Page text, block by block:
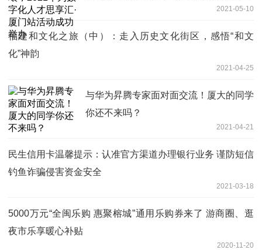
2021-05-10
福建和文化之旅（中）：走入历史文化街区，感悟“和文
化”神韵
2021-04-25
与华为昇腾专家面对面交流！厦大的同学
你还不来吗？
2021-04-21
民生信用卡温馨提示：认准官方渠道办理银行业务 谨防短信
钓鱼诈骗侵害资金安全
2021-03-18
5000万元“全闽乐购 惠聚榕城”通用乐购券来了 游商圈、逛
夜市乐享暖心补贴
2020-11-20